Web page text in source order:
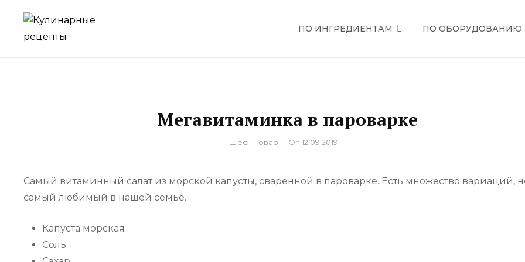
content
ПО ИНГРЕДИЕНТАМ ПО ОБОРУДОВАНИЮ
Мегавитаминка в пароварке
By
Шеф-Повар On 12.09.2019
Самый витаминный салат из морской капусты, сваренной в пароварке. Есть множество вариаций,
самый любимый в нашей семье.
Капуста морская
Соль